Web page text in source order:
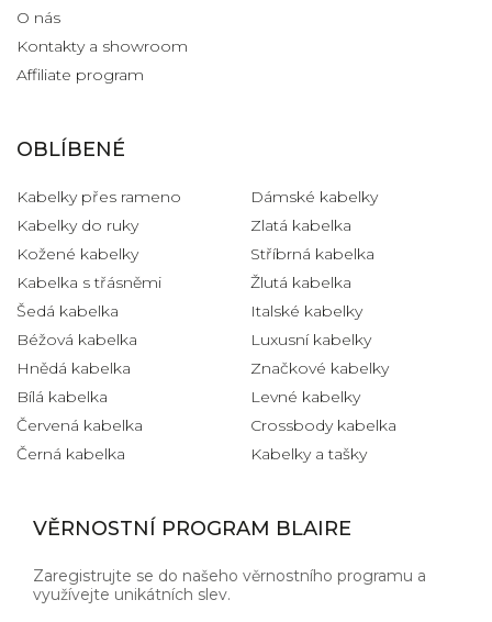
O nás
Kontakty a showroom
Affiliate program
OBLÍBENÉ
Kabelky přes rameno
Kabelky do ruky
Kožené kabelky
Kabelka s třásněmi
Šedá kabelka
Béžová kabelka
Hnědá kabelka
Bílá kabelka
Červená kabelka
Černá kabelka
Dámské kabelky
Zlatá kabelka
Stříbrná kabelka
Žlutá kabelka
Italské kabelky
Luxusní kabelky
Značkové kabelky
Levné kabelky
Crossbody kabelka
Kabelky a tašky
VĚRNOSTNÍ PROGRAM BLAIRE
Zaregistrujte se do našeho věrnostního programu a
využívejte unikátních slev.